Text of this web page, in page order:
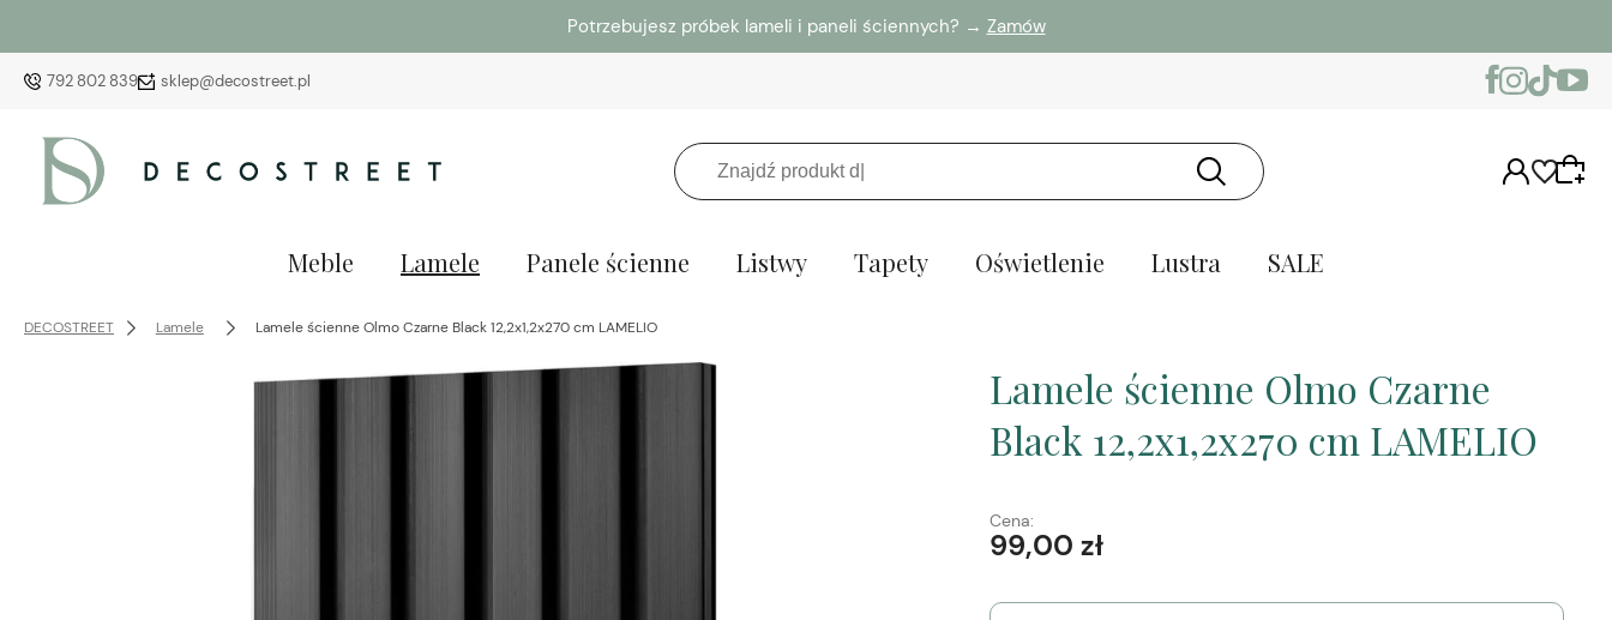
Potrzebujesz próbek lameli i paneli ściennych? → Zamów
792 802 839 sklep@decostreet.pl
Meble Lamele Panele ścienne Listwy Tapety Oświetlenie Lustra SALE
DECOSTREET Lamele Lamele ścienne Olmo Czarne Black 12,2x1,2x270 cm LAMELIO
Lamele ścienne Olmo Czarne
Black 12,2x1,2x270 cm LAMELIO
Cena:
99,00 zł